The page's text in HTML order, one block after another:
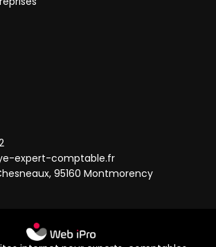
expert-comptable.fr
95160 Montmorency